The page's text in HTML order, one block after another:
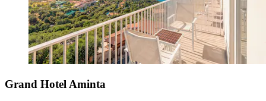
Grand Hotel Aminta